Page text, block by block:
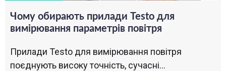
Чому обирають прилади Testo для
вимірювання параметрів повітря
Прилади Testo для вимірювання повітря
поєднують високу точність, сучасні...